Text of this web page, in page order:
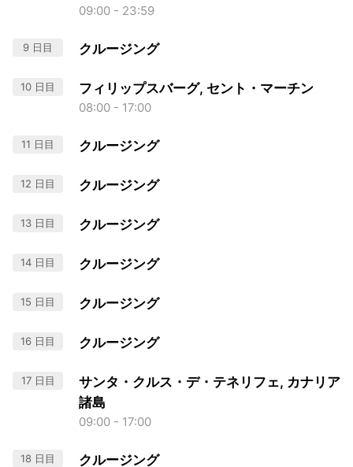
09:00 - 23:59
9 日目 クルージング
10 日目 フィリップスバーグ, セント・マーチン
08:00 - 17:00
11 日目 クルージング
12 日目 クルージング
13 日目 クルージング
14 日目 クルージング
15 日目 クルージング
16 日目 クルージング
17 日目
サンタ・クルス・デ・テネリフェ, カナリア
諸島
09:00 - 17:00
18 日目 クルージング